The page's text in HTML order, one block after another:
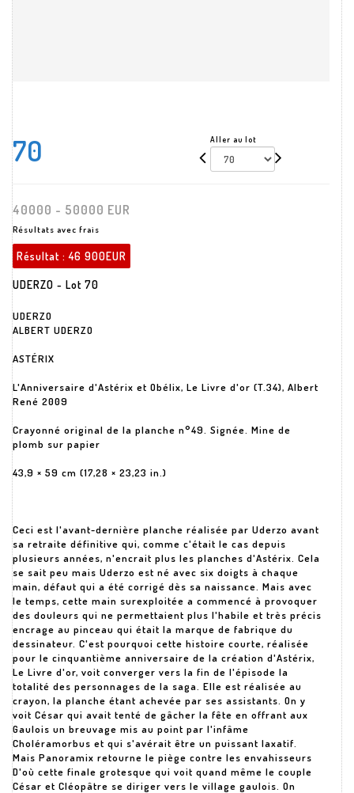
70 Aller au lot
40000 - 50000 EUR
Résultats avec frais
Résultat :46 900EUR
UDERZO - Lot 70
UDERZO
ALBERT UDERZO
ASTÉRIX
L'Anniversaire d'Astérix et Obélix, Le Livre d'or (T.34), Albert
René 2009
Crayonné original de la planche n°49. Signée. Mine de
plomb sur papier
43,9 × 59 cm (17,28 × 23,23 in.)
Ceci est l'avant-dernière planche réalisée par Uderzo avant
sa retraite définitive qui, comme c'était le cas depuis
plusieurs années, n'encrait plus les planches d'Astérix. Cela
se sait peu mais Uderzo est né avec six doigts à chaque
main, défaut qui a été corrigé dès sa naissance. Mais avec
le temps, cette main surexploitée a commencé à provoquer
des douleurs qui ne permettaient plus l'habile et très précis
encrage au pinceau qui était la marque de fabrique du
dessinateur. C'est pourquoi cette histoire courte, réalisée
pour le cinquantième anniversaire de la création d'Astérix,
Le Livre d'or, voit converger vers la fin de l'épisode la
totalité des personnages de la saga. Elle est réalisée au
crayon, la planche étant achevée par ses assistants. On y
voit César qui avait tenté de gâcher la fête en offrant aux
Gaulois un breuvage mis au point par l'infâme
Choléramorbus et qui s'avérait être un puissant laxatif.
Mais Panoramix retourne le piège contre les envahisseurs
D'où cette finale grotesque qui voit quand même le couple
César et Cléopâtre se diriger vers le village gaulois. On